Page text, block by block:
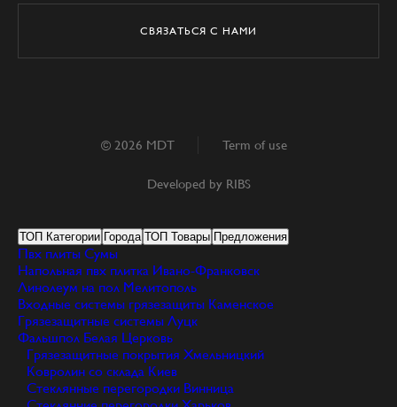
СВЯЗАТЬСЯ С НАМИ
© 2026 MDT Term of use
Developed by RIBS
ТОП Категории Города ТОП Товары Предложения
Пвх плиты Сумы
Напольная пвх плитка Ивано-Франковск
Линолеум на пол Мелитополь
Входные системы грязезащиты Каменское
Грязезащитные системы Луцк
Фальшпол Белая Церковь
Грязезащитные покрытия Хмельницкий
Ковролин со склада Киев
Стеклянные перегородки Винница